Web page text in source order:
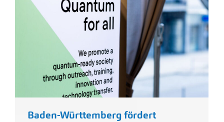
Baden-Württemberg fördert